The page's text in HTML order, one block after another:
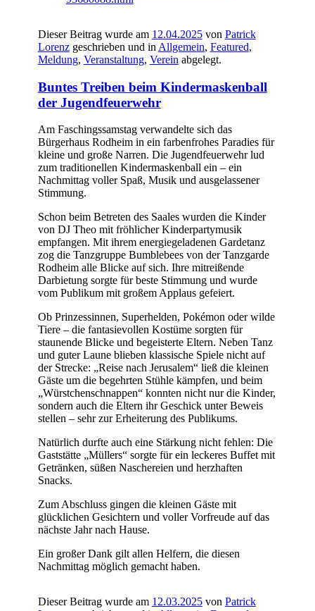
Dieser Beitrag wurde am 12.04.2025von Patrick
Lorenzgeschrieben und in Allgemein, Featured,
Meldung, Veranstaltung, Verein abgelegt.
Buntes Treiben beim Kindermaskenball
der Jugendfeuerwehr
Am Faschingssamstag verwandelte sich das
Bürgerhaus Rodheim in ein farbenfrohes Paradies für
kleine und große Narren. Die Jugendfeuerwehr lud
zum traditionellen Kindermaskenball ein – ein
Nachmittag voller Spaß, Musik und ausgelassener
Stimmung.
Schon beim Betreten des Saales wurden die Kinder
von DJ Theo mit fröhlicher Kinderpartymusik
empfangen. Mit ihrem energiegeladenen Gardetanz
zog die Tanzgruppe Bumblebees von der Tanzgarde
Rodheim alle Blicke auf sich. Ihre mitreißende
Darbietung sorgte für beste Stimmung und wurde
vom Publikum mit großem Applaus gefeiert.
Ob Prinzessinnen, Superhelden, Pokémon oder wilde
Tiere – die fantasievollen Kostüme sorgten für
staunende Blicke und begeisterte Eltern. Neben Tanz
und guter Laune blieben klassische Spiele nicht auf
der Strecke: „Reise nach Jerusalem“ ließ die kleinen
Gäste um die begehrten Stühle kämpfen, und beim
„Würstchenschnappen“ konnten nicht nur die Kinder,
sondern auch die Eltern ihr Geschick unter Beweis
stellen – sehr zur Erheiterung des Publikums.
Natürlich durfte auch eine Stärkung nicht fehlen: Die
Gaststätte „Müllers“ sorgte für ein leckeres Buffet mit
Getränken, süßen Naschereien und herzhaften
Snacks.
Zum Abschluss gingen die kleinen Gäste mit
glücklichen Gesichtern und voller Vorfreude auf das
nächste Jahr nach Hause.
Ein großer Dank gilt allen Helfern, die diesen
Nachmittag möglich gemacht haben.
Dieser Beitrag wurde am 12.03.2025von Patrick